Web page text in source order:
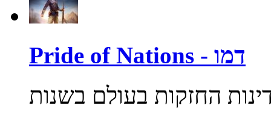
Pride of Nations - דמו